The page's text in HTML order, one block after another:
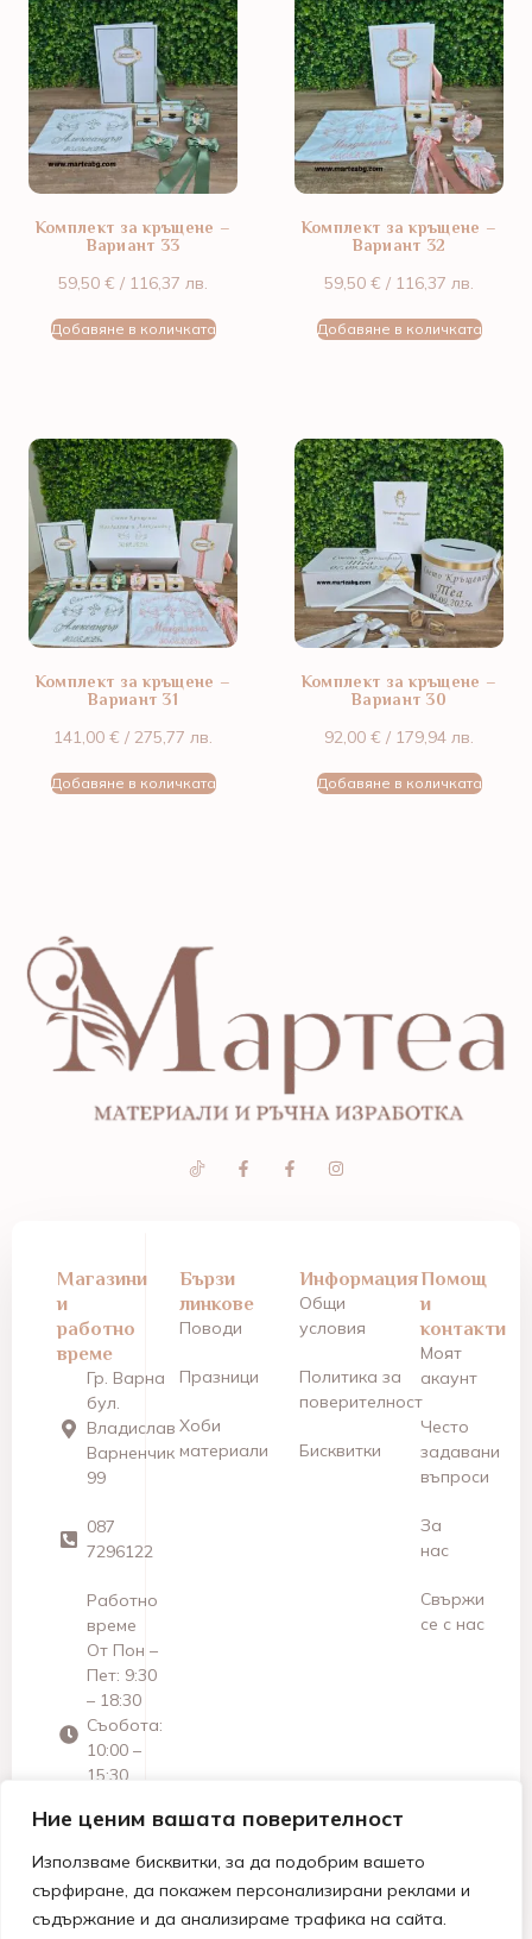
Ние ценим вашата поверителност
Използваме бисквитки, за да подобрим вашето
сърфиране, да покажем персонализирани реклами и
съдържание и да анализираме трафика на сайта.
Комплект за кръщене –
Вариант 33
59,50 € / 116,37 лв.
Добавяне в количката
Комплект за кръщене –
Вариант 32
59,50 € / 116,37 лв.
Добавяне в количката
Комплект за кръщене –
Вариант 31
141,00 € / 275,77 лв.
Добавяне в количката
Комплект за кръщене –
Вариант 30
92,00 € / 179,94 лв.
Добавяне в количката
Магазини
и
работно
време
Гр. Варна
бул.
Владислав
Варненчик
99
087
7296122
Работно
време
От Пон –
Пет: 9:30
– 18:30
Съобота:
10:00 –
15:30
Почивен
Бързи
линкове
Поводи
Празници
Хоби
материали
Информация
Общи
условия
Политика за
поверителност
Бисквитки
Помощ
и
контакти
Моят
акаунт
Често
задавани
въпроси
За
нас
Свържи
се с нас